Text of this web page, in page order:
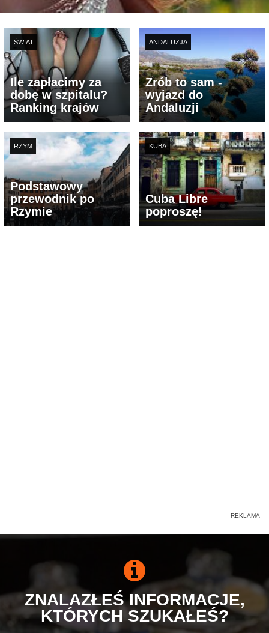
ŚWIAT
Ile zapłacimy za
dobę w szpitalu?
Ranking krajów
ANDALUZJA
Zrób to sam -
wyjazd do
Andaluzji
RZYM
Podstawowy
przewodnik po
Rzymie
KUBA
Cuba Libre
poproszę!
ZNALAZŁEŚ INFORMACJE,
KTÓRYCH SZUKAŁEŚ?